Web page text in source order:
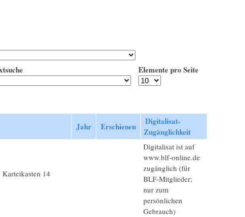
Elemente pro Seite
Jahr Erschienen
Digitalisat-
Zugänglichkeit
14
Digitalisat ist auf
www.blf-online.de
zugänglich (für
BLF-Mitglieder;
nur zum
persönlichen
Gebrauch)